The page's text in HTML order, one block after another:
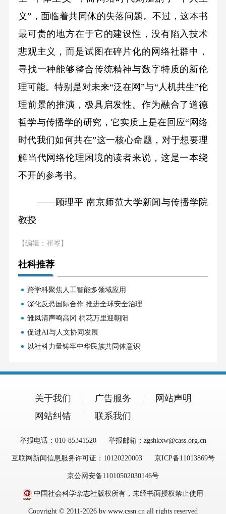
义”，面临着共同体的失落问题。不过，这本书
最可贵的地方在于它的建设性，没有陷入技术
悲观主义，而是试图在碎片化的网络社群中，
寻找一种能够整合传统精神与数字特质的新伦
理可能。特别是对未来“泛在网”与“人机共生”伦
理前景的推演，极具启发性。作为融合了道德
哲学与传播学的研究，它实质上是在回应“网络
时代我们如何共在”这一核心命题，对于想要理
解当代网络伦理困境的读者来说，这是一本绕
不开的参考书。
——顾理平 南京师范大学新闻与传播学院
教授
【编辑：崔岑】
社科推荐
跨学科聚焦人工智能多领域应用
深化反恐国际合作 推进全球安全治理
雏凤清声鸣高冈 桐花万里迎朝阳
促进AI与人文协同发展
以社科力量铸牢中华民族共同体意识
关于我们 广告服务
网站声明
网站纠错
联系我们
举报电话：010-85341520 举报邮箱：zgshkxw@cass.org.cn
互联网新闻信息服务许可证：10120220003 京ICP备11013869号
京公网安备11010502030146号
中国社会科学杂志社版权所有，未经书面授权禁止使用
Copyright © 2011-2026 by www.cssn.cn all rights reserved